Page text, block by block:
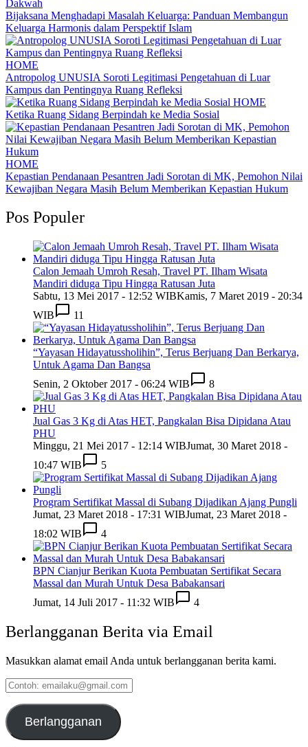
Dakwah
Bijaksana Menghadapi Masalah Keluarga: Panduan Membangun
Keluarga Harmonis dalam Perspektif Islam
HOME
Antropolog UNUSIA Soroti Legitimasi Pengetahuan di Luar
Kampus dan Pentingnya Ruang Refleksi
HOME
Ketika Ruang Sidang Berpindah ke Media Sosial
HOME
Kepastian Pendanaan Pesantren Jadi Sorotan di MK, Pemohon Nilai
Kewajiban Negara Masih Belum Memberikan Kepastian Hukum
Pos Populer
Calon Jemaah Umroh Resah, Travel PT. Ilham Wisata
Mandiri diduga Tipu Hingga Ratusan Juta
Sabtu, 13 Mei 2017 - 12:52 WIBKamis, 7 Maret 2019 - 20:34
WIB
11
“Yayasan Hidayatussholihin”, Terus Berjuang Dan Berkarya,
Untuk Agama Dan Bangsa
Senin, 2 Oktober 2017 - 06:24 WIB
8
Jual Gas 3 Kg di Atas HET, Pangkalan Bisa Dipidana Atau
PHU
Minggu, 21 Mei 2017 - 12:14 WIBJumat, 30 Maret 2018 -
10:47 WIB
5
Program Sertifikat Massal di Subang Dijadikan Ajang Pungli
Jumat, 23 Maret 2018 - 17:31 WIBJumat, 23 Maret 2018 -
18:02 WIB
4
BPN Cianjur Berikan Kuota Pembuatan Sertifikat Secara
Massal dan Murah Untuk Desa Babakansari
Jumat, 14 Juli 2017 - 11:32 WIB
4
Berlangganan Berita via Email
Masukkan alamat email Anda untuk berlangganan berita kami.
Contoh:
emailaku@gmail.com
Berlangganan